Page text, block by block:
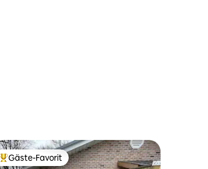
Beliebter Gäste-Favorit.
Gäste-Favorit